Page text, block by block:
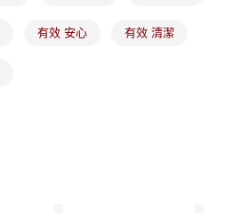
有限公司」（以下簡稱本公司）所提供，讓
商品或服務，並由商店將買賣／分期付款
以上)免運費
有效 安心 有效 清潔